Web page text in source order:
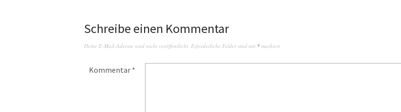
Schreibe einen Kommentar
Deine E-Mail-Adresse wird nicht veröffentlicht. Erforderliche Felder sind mit * markiert
Kommentar *